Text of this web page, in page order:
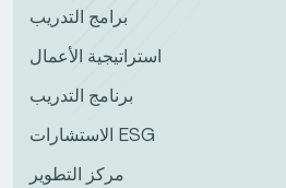
برامج التدريب
استراتيجية الأعمال
برنامج التدريب
الاستشارات ESG
مركز التطوير